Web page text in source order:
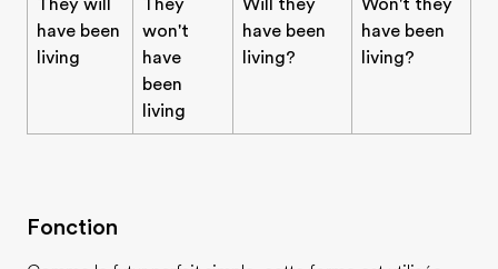
They will
have been
living
They
won't
have
been
living
Will they
have been
living?
Won't they
have been
living?
Fonction